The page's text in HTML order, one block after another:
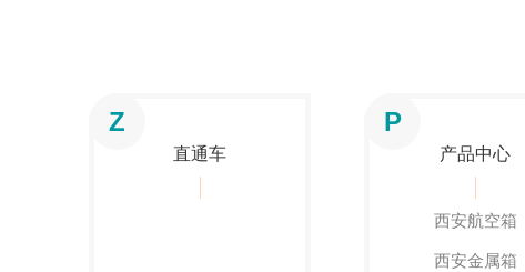
Z
直通车
P
产品中心
西安航空箱
西安金属箱